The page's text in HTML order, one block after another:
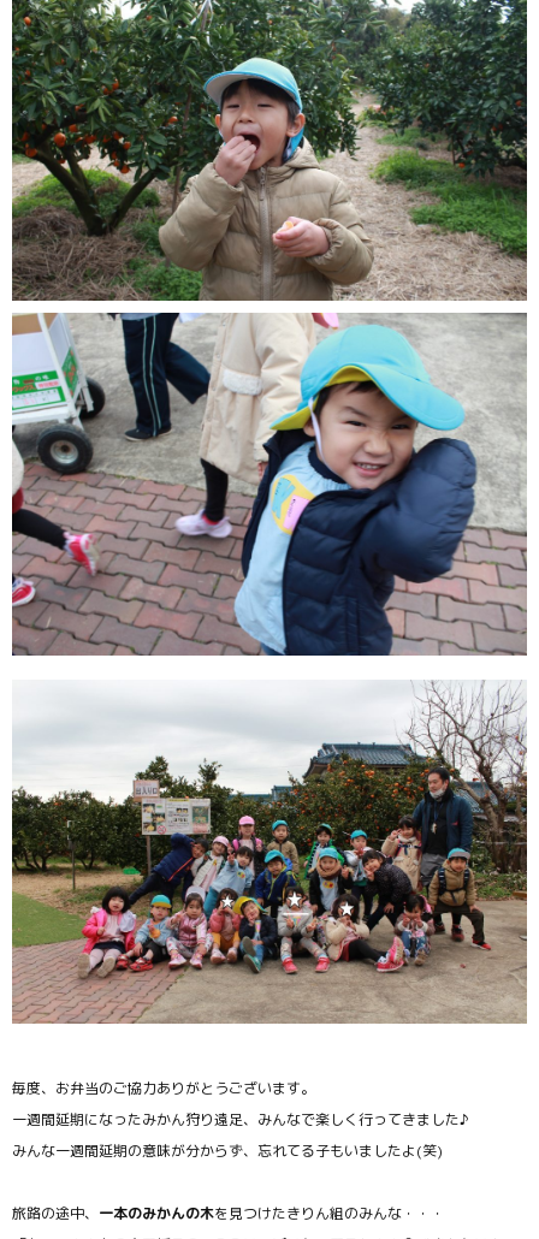
毎度、お弁当のご協力ありがとうございます。
一週間延期になったみかん狩り遠足、みんなで楽しく行ってきました♪
みんな一週間延期の意味が分からず、忘れてる子もいましたよ(笑)
旅路の途中、 一本のみかんの木を見つけたきりん組のみんな・・・